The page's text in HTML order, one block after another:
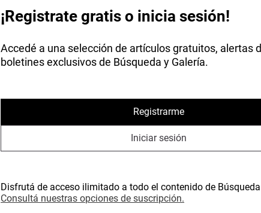
¡Registrate gratis o inicia sesión!
Accedé a una selección de artículos gratuitos, alertas
boletines exclusivos de Búsqueda y Galería.
Registrarme
Iniciar sesión
Disfrutá de acceso ilimitado a todo el contenido de
Consultá nuestras opciones de suscripción.